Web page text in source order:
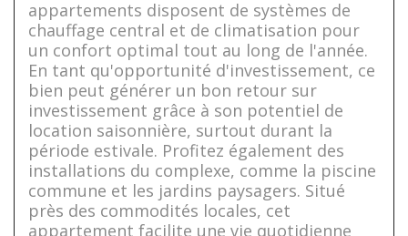
appartements disposent de systèmes de
chauffage central et de climatisation pour
un confort optimal tout au long de l'année.
En tant qu'opportunité d'investissement, ce
bien peut générer un bon retour sur
investissement grâce à son potentiel de
location saisonnière, surtout durant la
période estivale. Profitez également des
installations du complexe, comme la piscine
commune et les jardins paysagers. Situé
près des commodités locales, cet
appartement facilite une vie quotidienne